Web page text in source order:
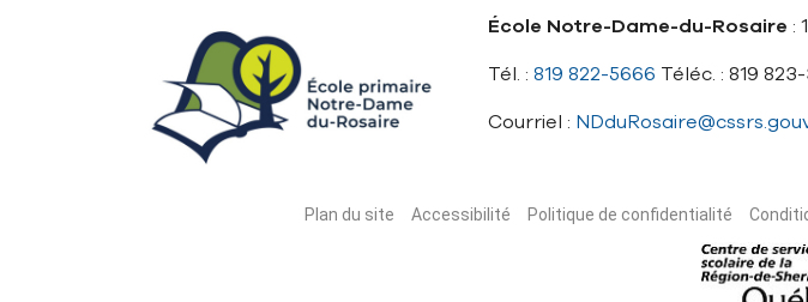
École Notre-Dame-du-Rosaire :
Tél. : 819 822-5666 Téléc. : 819
Courriel :
Plan du site Accessibilité Politique de confidentialité